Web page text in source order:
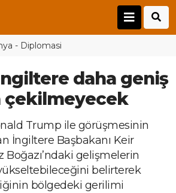
- Diplomasi
daha geniş
çekilmeyecek
Trump ile görüşmesinin
İngiltere Başbakanı Keir
gelişmelerin
belirterek
bölgedeki gerilimi